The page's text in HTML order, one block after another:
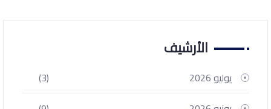
الأرشيف
يوليو 2026
(3)